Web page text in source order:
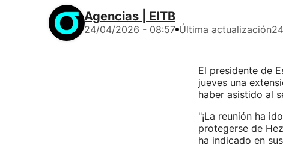
Agencias | EITB
24/04/2026 - 08:57 Última actualización
El presidente de
jueves una
haber asistido al
"¡La reunión ha
protegerse de
ha indicado en